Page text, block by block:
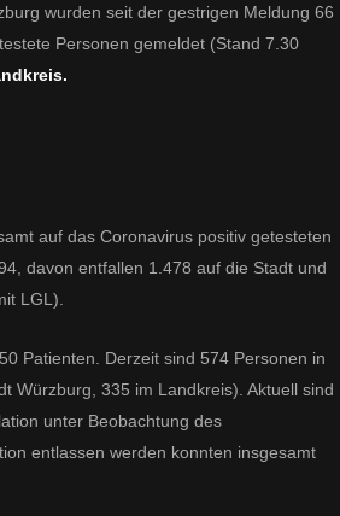
wurden seit der gestrigen Meldung 66
Personen gemeldet (Stand 7.30
auf das Coronavirus positiv getesteten
davon entfallen 1.478 auf die Stadt und
LGL).
Patienten. Derzeit sind 574 Personen in
Würzburg, 335 im Landkreis). Aktuell sind
unter Beobachtung des
entlassen werden konnten insgesamt